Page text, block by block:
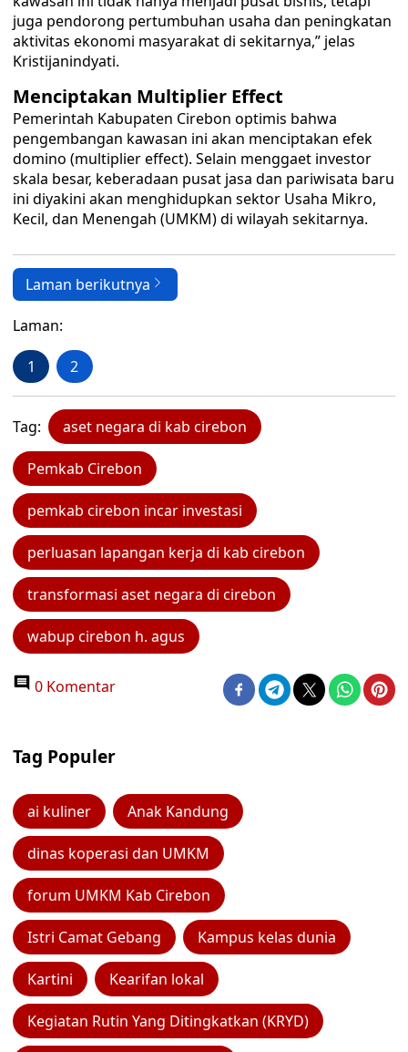
juga pendorong pertumbuhan usaha dan peningkatan
aktivitas ekonomi masyarakat di sekitarnya,” jelas
Kristijanindyati.
​Menciptakan Multiplier Effect
​Pemerintah Kabupaten Cirebon optimis bahwa
pengembangan kawasan ini akan menciptakan efek
domino (multiplier effect). Selain menggaet investor
skala besar, keberadaan pusat jasa dan pariwisata baru
ini diyakini akan menghidupkan sektor Usaha Mikro,
Kecil, dan Menengah (UMKM) di wilayah sekitarnya.
Laman berikutnya
Laman:
1 2
Tag: aset negara di kab cirebon
Pemkab Cirebon
pemkab cirebon incar investasi
perluasan lapangan kerja di kab cirebon
transformasi aset negara di cirebon
wabup cirebon h. agus
0 Komentar
Tag Populer
ai kuliner Anak Kandung
dinas koperasi dan UMKM
forum UMKM Kab Cirebon
Istri Camat Gebang Kampus kelas dunia
Kartini Kearifan lokal
Kegiatan Rutin Yang Ditingkatkan (KRYD)